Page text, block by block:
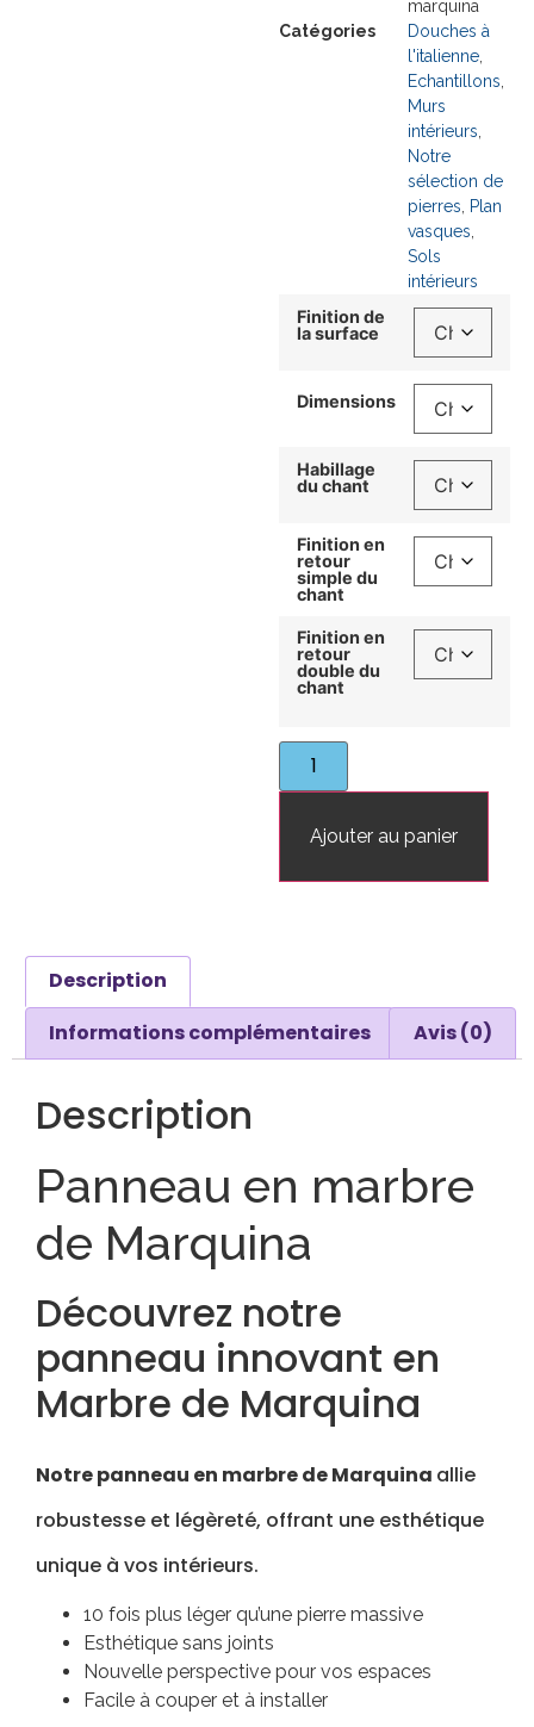
marquina
Catégories
Douches à
l'italienne
Echantillons
Murs
intérieurs
Notre
sélection de
pierres Plan
vasques
Sols
intérieurs
Finition de
la surface
Dimensions
Habillage
du chant
Finition en
retour
simple du
chant
Finition en
retour
double du
chant
Ajouter au panier
Description
Informations complémentaires
Avis (0)
Description
Panneau en marbre
de Marquina
Découvrez notre
panneau innovant en
Marbre de Marquina
Notre panneau en marbre de Marquina allie
robustesse et légèreté, offrant une esthétique
unique à vos intérieurs.
10 fois plus léger qu’une pierre massive
Esthétique sans joints
Nouvelle perspective pour vos espaces
Facile à couper et à installer